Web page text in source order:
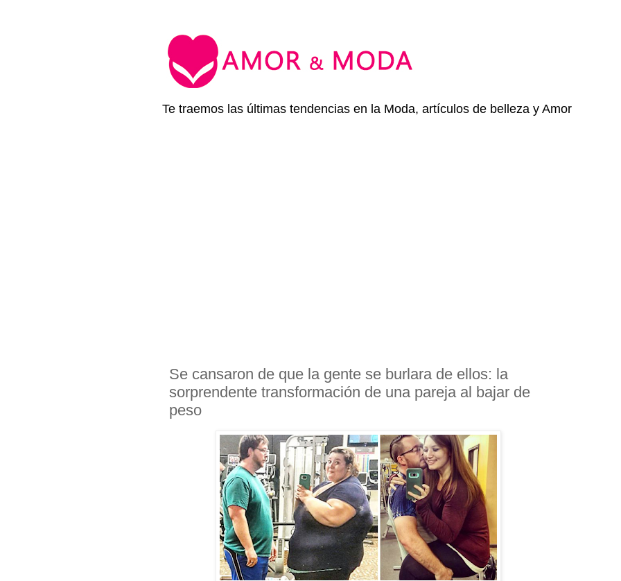
Te traemos las últimas tendencias en la Moda, artículos de belleza y Amor
Se cansaron de que la gente se burlara de ellos: la
sorprendente transformación de una pareja al bajar de
peso